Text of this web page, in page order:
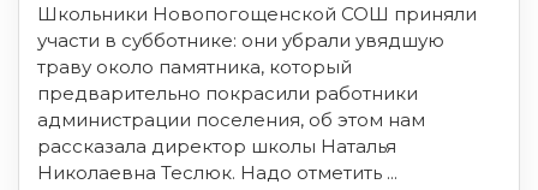
Школьники Новопогощенской СОШ приняли
участи в субботнике: они убрали увядшую
траву около памятника, который
предварительно покрасили работники
администрации поселения, об этом нам
рассказала директор школы Наталья
Николаевна Теслюк. Надо отметить ...